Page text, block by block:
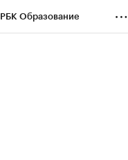
РБК Образование